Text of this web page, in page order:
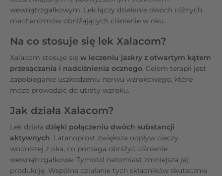
wewnątrzgałkowym. Lek łączy działanie dwóch różnych
mechanizmów obniżających ciśnienie w oku.
Na co stosuje się lek Xalacom?
Xalacom stosuje się w leczeniu jaskry z otwartym kątem
przesączania i nadciśnienia ocznego. Celem terapii jest
zapobieganie uszkodzeniu nerwu wzrokowego, które
może prowadzić do utraty wzroku.
Jak działa Xalacom?
Lek działa dzięki połączeniu dwóch substancji
aktywnych. Latanoprost zwiększa odpływ cieczy
wodnistej z oka, co pomaga obniżyć ciśnienie
wewnątrzgałkowe. Tymolol natomiast zmniejsza jej
produkcję. Wspólne działanie tych składników skutecznie